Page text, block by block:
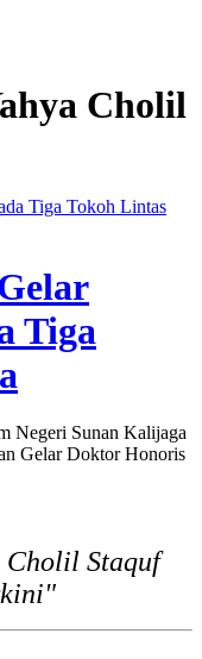
Cholil
Tiga Tokoh Lintas
Tiga
Negeri Sunan Kalijaga
Gelar Doktor Honoris
Cholil Staquf